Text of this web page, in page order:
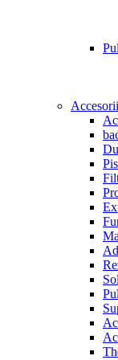
Accesorii